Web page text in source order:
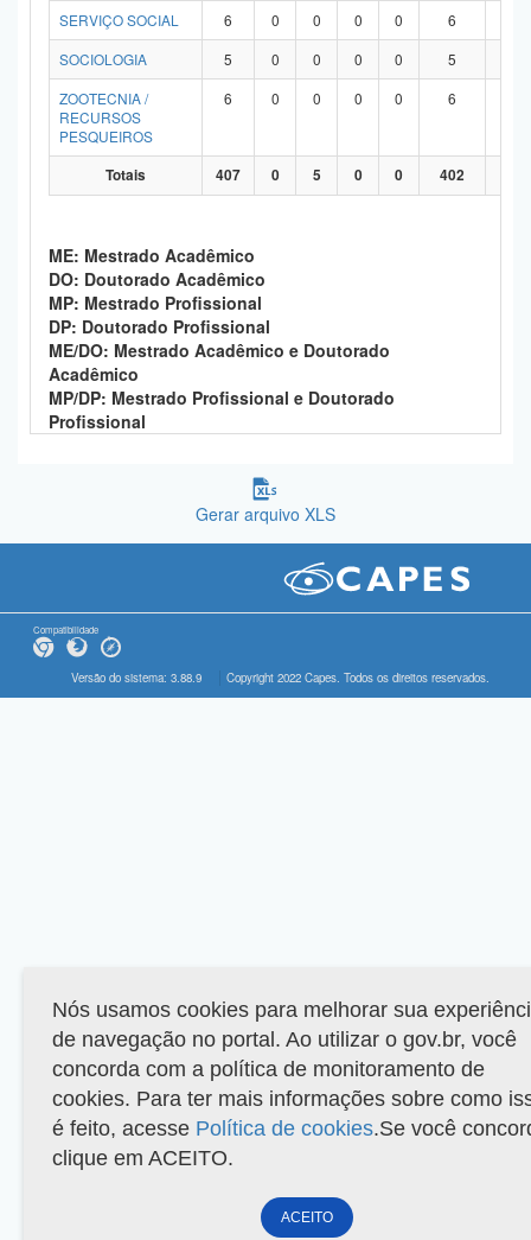
SERVIÇO SOCIAL
6 0 0 0 0 6
SOCIOLOGIA
5 0 0 0 0 5
ZOOTECNIA /
RECURSOS
PESQUEIROS
6 0 0 0 0 6
Totais 407 0 5 0 0 402
ME: Mestrado Acadêmico
DO: Doutorado Acadêmico
MP: Mestrado Profissional
DP: Doutorado Profissional
ME/DO: Mestrado Acadêmico e Doutorado
Acadêmico
MP/DP: Mestrado Profissional e Doutorado
Profissional
Gerar arquivo XLS
Compatibilidade
Versão do sistema: 3.88.9 Copyright 2022 Capes. Todos os direitos reservados.
Nós usamos cookies para melhorar sua
de navegação no portal. Ao utilizar o gov.br, você
concorda com a política de monitoramento de
cookies. Para ter mais informações sobre como
é feito, acesse Política de cookies.Se você
clique em ACEITO.
ACEITO